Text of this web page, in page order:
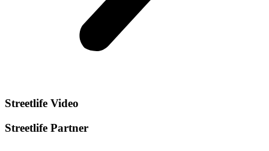
Streetlife Video
Streetlife Partner